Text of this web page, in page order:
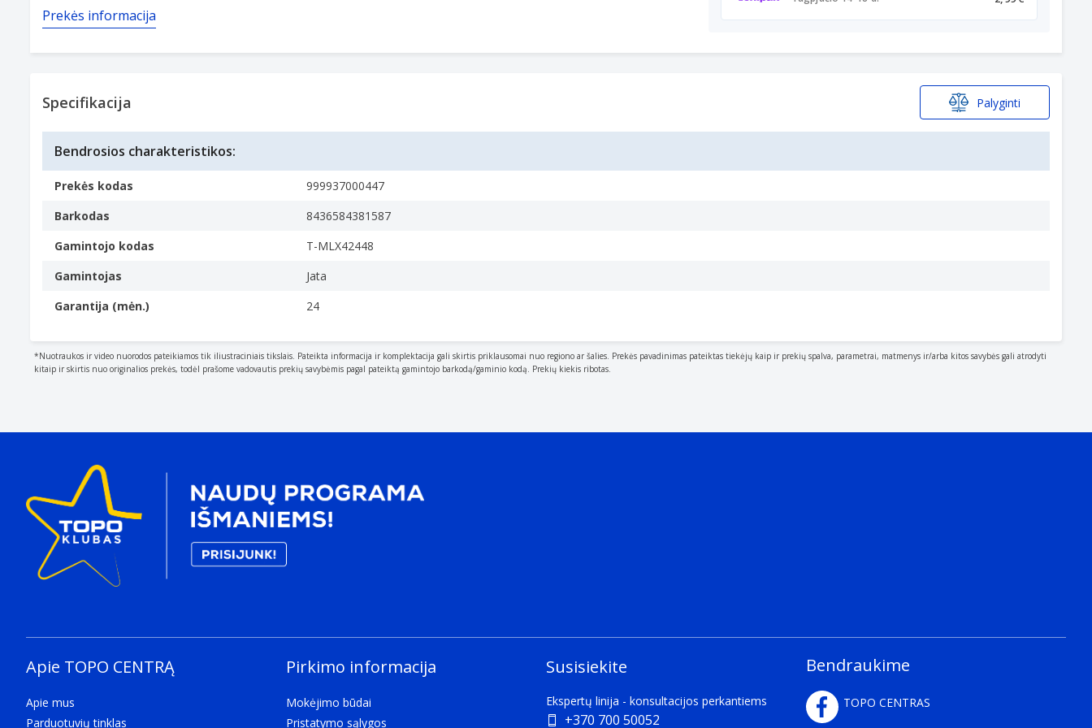
Prekės informacija
Specifikacija Palyginti
Bendrosios charakteristikos:
Prekės kodas
999937000447
Barkodas
8436584381587
Gamintojo kodas
T-MLX42448
Gamintojas
Jata
Garantija (mėn.)
24
*Nuotraukos ir video nuorodos pateikiamos tik iliustraciniais tikslais. Pateikta informacija ir komplektacija gali skirtis priklausomai nuo regiono ar šalies. Prekės pavadinimas pateiktas tiekėjų kaip ir prekių spalva, parametrai, matmenys ir/arba kitos savybės gali atrodyti
kitaip ir skirtis nuo originalios prekės, todėl prašome vadovautis prekių savybėmis pagal pateiktą gamintojo barkodą/gaminio kodą. Prekių kiekis ribotas.
Apie TOPO CENTRĄ
Apie mus
Parduotuvių tinklas
Pirkimo informacija
Mokėjimo būdai
Pristatymo sąlygos
Susisiekite
Ekspertų linija - konsultacijos perkantiems
+370 700 50052
Bendraukime
TOPO CENTRAS